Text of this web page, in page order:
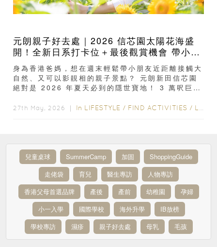
元朗親子好去處｜2026 信芯園太陽花海盛
開！全新日系打卡位＋最後觀賞機會 帶小朋
友必去
身為香港爸媽，想在週末輕鬆帶小朋友近距離接觸大
自然、又可以影靚相的親子景點？ 元朗新田信芯園
絕對是 2026 年夏天必到的隱世寶地！ 3 萬呎巨型
了...
27th May, 2026 ｜ In LIFESTYLE / FIND ACTIVITIES / LIFE
兒童桌球 SummerCamp 加固
ShoppingGuide
走佬袋
育兒 醫生專訪
人物專訪
香港父母首選品牌
產後 產前 幼稚園
孕婦
小一入學
國際學校 海外升學
IB放榜
學校專訪
濕疹 親子好去處 母乳 毛孩